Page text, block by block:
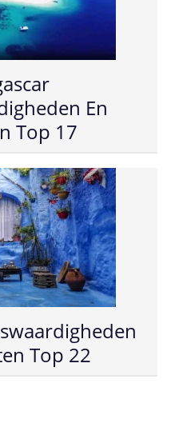
En
Top 17
Top 22